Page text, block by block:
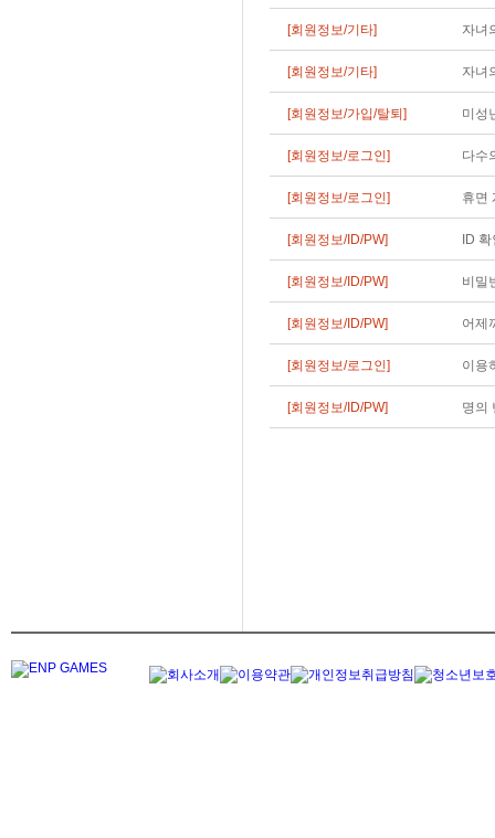
[회원정보/기타] 자녀
[회원정보/기타] 자녀
[회원정보/가입/탈퇴] 미성
[회원정보/로그인] 다수
[회원정보/로그인] 휴면
[회원정보/ID/PW] ID
[회원정보/ID/PW] 비밀
[회원정보/ID/PW] 어제
[회원정보/로그인] 이용
[회원정보/ID/PW] 명의